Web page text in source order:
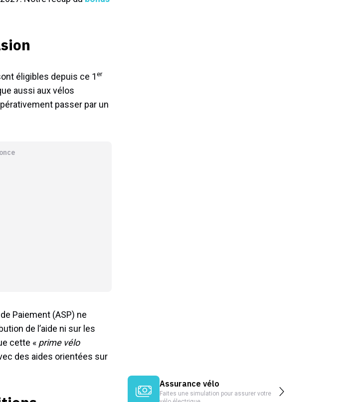
éligibles depuis ce 1er
aussi aux vélos
passer par un
Paiement (ASP) ne
de l’aide ni sur les
cette « prime vélo
des aides orientées sur
Assurance vélo
Faites une simulation pour assurer votre